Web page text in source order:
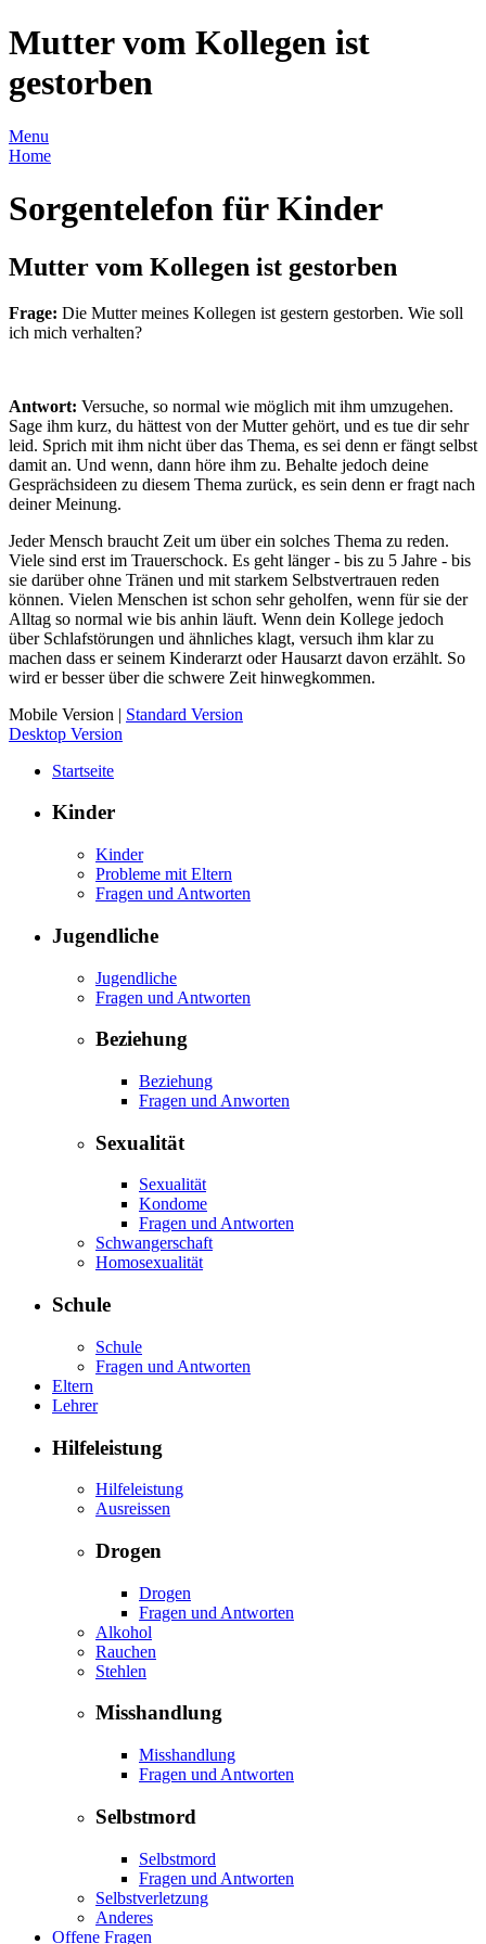
Mutter vom Kollegen ist
gestorben
Menu
Home
Sorgentelefon für Kinder
Mutter vom Kollegen ist gestorben
Frage: Die Mutter meines Kollegen ist gestern gestorben. Wie soll
ich mich verhalten?
Antwort: Versuche, so normal wie möglich mit ihm umzugehen.
Sage ihm kurz, du hättest von der Mutter gehört, und es tue dir sehr
leid. Sprich mit ihm nicht über das Thema, es sei denn er fängt selbst
damit an. Und wenn, dann höre ihm zu. Behalte jedoch deine
Gesprächsideen zu diesem Thema zurück, es sein denn er fragt nach
deiner Meinung.
Jeder Mensch braucht Zeit um über ein solches Thema zu reden.
Viele sind erst im Trauerschock. Es geht länger - bis zu 5 Jahre - bis
sie darüber ohne Tränen und mit starkem Selbstvertrauen reden
können. Vielen Menschen ist schon sehr geholfen, wenn für sie der
Alltag so normal wie bis anhin läuft. Wenn dein Kollege jedoch
über Schlafstörungen und ähnliches klagt, versuch ihm klar zu
machen dass er seinem Kinderarzt oder Hausarzt davon erzählt. So
wird er besser über die schwere Zeit hinwegkommen.
Mobile Version | Standard Version
Desktop Version
Startseite
Kinder
Kinder
Probleme mit Eltern
Fragen und Antworten
Jugendliche
Jugendliche
Fragen und Antworten
Beziehung
Beziehung
Fragen und Anworten
Sexualität
Sexualität
Kondome
Fragen und Antworten
Schwangerschaft
Homosexualität
Schule
Schule
Fragen und Antworten
Eltern
Lehrer
Hilfeleistung
Hilfeleistung
Ausreissen
Drogen
Drogen
Fragen und Antworten
Alkohol
Rauchen
Stehlen
Misshandlung
Misshandlung
Fragen und Antworten
Selbstmord
Selbstmord
Fragen und Antworten
Selbstverletzung
Anderes
Offene Fragen